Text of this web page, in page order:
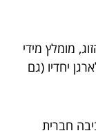
מומלץ מידי
יחדיו (גם
חברית